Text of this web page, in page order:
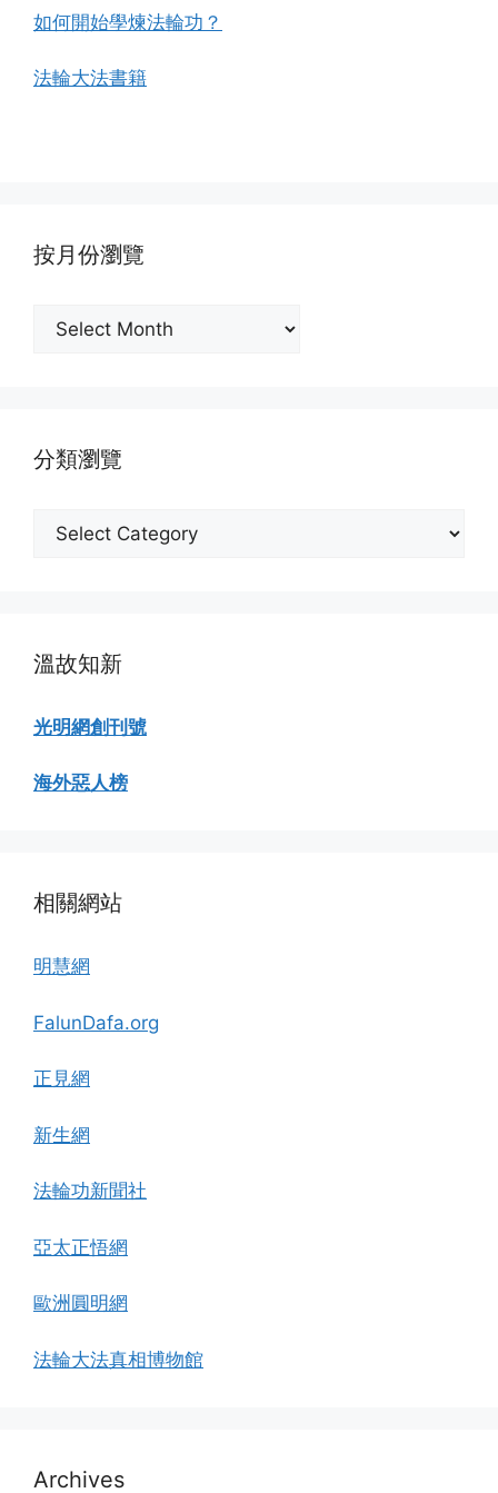
如何開始學煉法輪功？
法輪大法書籍
按月份瀏覽
分類瀏覽
溫故知新
光明網創刊號
海外惡人榜
相關網站
明慧網
FalunDafa.org
正見網
新生網
法輪功新聞社
亞太正悟網
歐洲圓明網
法輪大法真相博物館
Archives